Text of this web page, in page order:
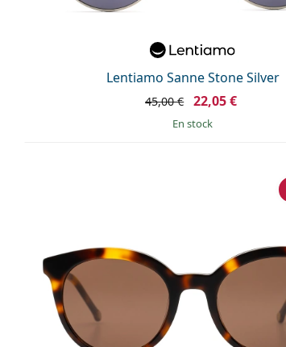
Lentiamo Sanne Stone Silver
45,00 € 22,05 €
en stock